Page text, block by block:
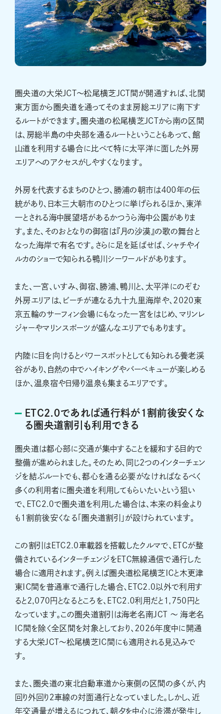
圏央道の大栄JCT～松尾横芝JCT間が開通すれば、北関
東方面から圏央道を通ってそのまま房総エリアに南下す
るルートができます。圏央道の松尾横芝JCTから南の区間
は、房総半島の中央部を通るルートということもあって、館
山道を利用する場合に比べて特に太平洋に面した外房
エリアへのアクセスがしやすくなります。
外房を代表するまちのひとつ、勝浦の朝市は400年の伝
統があり、日本三大朝市のひとつに挙げられるほか、東洋
一とされる海中展望塔があるかつうら海中公園がありま
す。また、そのおとなりの御宿は『月の沙漠』の歌の舞台と
なった海岸で有名です。さらに足を延ばせば、シャチやイ
ルカのショーで知られる鴨川シーワールドがあります。
また、一宮、いすみ、御宿、勝浦、鴨川と、太平洋にのぞむ
外房エリアは、ビーチが連なる九十九里海岸や、2020東
京五輪のサーフィン会場にもなった一宮をはじめ、マリンレ
ジャーやマリンスポーツが盛んなエリアでもあります。
内陸に目を向けるとパワースポットとしても知られる養老渓
谷があり、自然の中でハイキングやバーベキューが楽しめる
ほか、温泉宿や日帰り温泉も集まるエリアです。
ETC2.0であれば通行料が1割前後安くな
る圏央道割引も利用できる
圏央道は都心部に交通が集中することを緩和する目的で
整備が進められました。そのため、同じ2つのインターチェン
ジを結ぶルートでも、都心を通る必要がなければなるべく
多くの利用者に圏央道を利用してもらいたいという狙い
で、ETC2.0で圏央道を利用した場合は、本来の料金より
も1割前後安くなる「圏央道割引」が設けられています。
この割引はETC2.0車載器を搭載したクルマで、ETCが整
備されているインターチェンジをETC無線通信で通行した
場合に適用されます。例えば圏央道松尾横芝ICと木更津
東IC間を普通車で通行した場合、ETC2.0以外で利用す
ると2,070円となるところを、ETC2.0利用だと1,750円と
なっています。この圏央道割引は海老名南JCT 〜 海老名
IC間を除く全区間を対象としており、2026年度中に開通
する大栄JCT～松尾横芝IC間にも適用される見込みで
す。
また、圏央道の東北自動車道から東側の区間の多くが、内
回り外回り2車線の対面通行となっていました。しかし、近
年交通量が増えるにつれて、朝夕を中心に渋滞が発生し